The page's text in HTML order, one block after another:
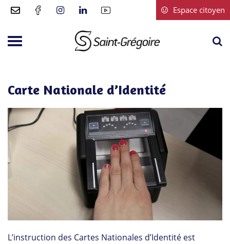
Gestion des traceurs
Espace citoyen
Aller
Carte Nationale d’Identité
L’instruction des Cartes Nationales d’Identité est